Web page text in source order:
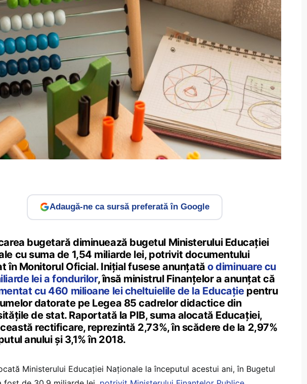
Adaugă-ne ca sursă preferată în Google
bugetară diminuează bugetul Ministerului Educaţiei
cu suma de 1,54 miliarde lei, potrivit documentului
în Monitorul Oficial. Iniţial fusese anunţatăo diminuare cu
lei a fondurilor, însă ministrul Finanţelor a anunţat că
cu 460 milioane lei cheltuielile de la Educaţiepentru
datorate pe Legea 85 cadrelor didactice din
de stat. Raportată la PIB, suma alocată Educaţiei,
rectificare, reprezintă 2,73%, în scădere de la 2,97%
anului şi 3,1% în 2018.
Ministerului Educaţiei Naţionale la începutul acestui ani, în Bugetul